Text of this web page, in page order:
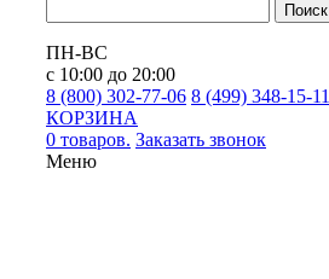
Поиск
ПН-ВС
с 10:00 до 20:00
8 (800) 302-77-06 8 (499) 348-15-11
КОРЗИНА
0 товаров. Заказать звонок
Меню